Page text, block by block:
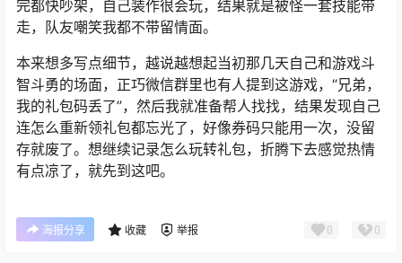
完都快吵架，自己装作很会玩，结果就是被怪一套技能带
走，队友嘲笑我都不带留情面。
本来想多写点细节，越说越想起当初那几天自己和游戏斗
智斗勇的场面，正巧微信群里也有人提到这游戏，“兄弟，
我的礼包码丢了”，然后我就准备帮人找找，结果发现自己
连怎么重新领礼包都忘光了，好像券码只能用一次，没留
存就废了。想继续记录怎么玩转礼包，折腾下去感觉热情
有点凉了，就先到这吧。
海报分享 收藏 举报 0 0